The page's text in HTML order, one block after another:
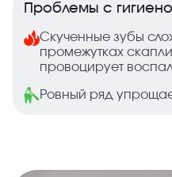
Проблемы с
Скученные зубы
промежутках
провоцирует
Ровный ряд